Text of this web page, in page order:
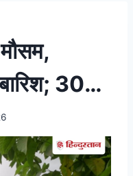
30
आसार –
News